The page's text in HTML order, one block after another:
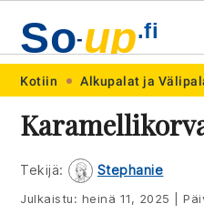
Skip
primary
navigation
Skip
main
content
Skip
primary
sidebar
Skip
footer
So-up.fi
Kotiin Alkupalat ja
Tekijä: Stephanie
Julkaistu: heinä 11, 2025